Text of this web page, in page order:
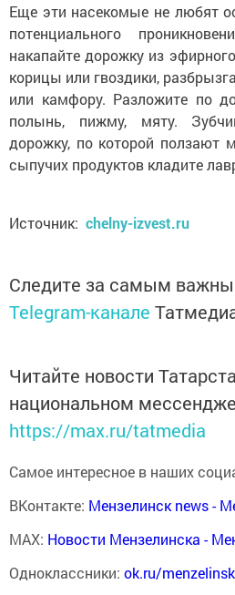
Еще эти насекомые не любят
потенциального
накапайте дорожку из
корицы или гвоздики,
или камфору. Разложите по
полынь, пижму, мяту.
дорожку, по которой ползают
сыпучих продуктов кладите
Источник: chelny-izvest.ru
Следите за самым
Telegram-канале
Читайте новости
национальном
https://max.ru/tatmedia
Самое интересное в наших
ВКонтакте: Мензелинск news -
MAX: Новости Мензелинска -
Одноклассники: ok.ru/menzelinsk